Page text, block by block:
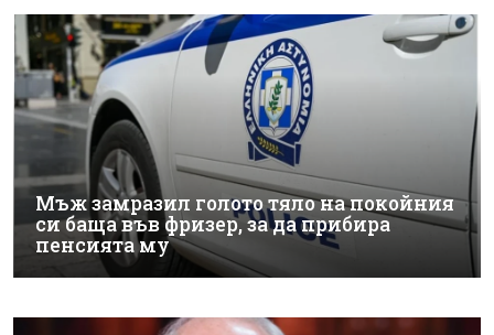
Мъж замразил голото тяло на покойния
си баща във фризер, за да прибира
пенсията му